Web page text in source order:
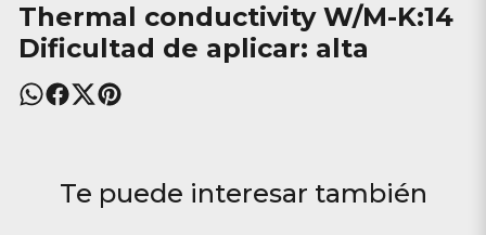
Thermal conductivity W/M-K:14
Dificultad de aplicar: alta
Te puede interesar también